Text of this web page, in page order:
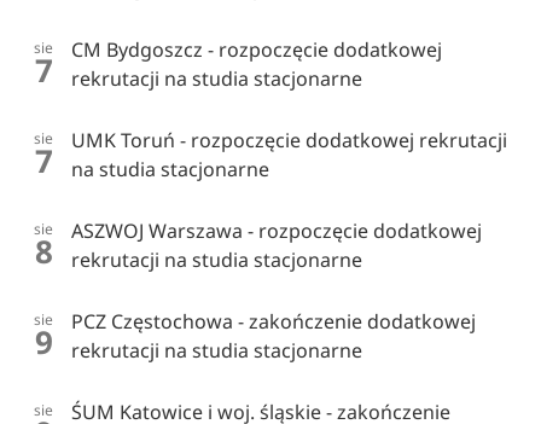
sie
7
CM Bydgoszcz - rozpoczęcie dodatkowej
rekrutacji na studia stacjonarne
sie
7
UMK Toruń - rozpoczęcie dodatkowej rekrutacji
na studia stacjonarne
sie
8
ASZWOJ Warszawa - rozpoczęcie dodatkowej
rekrutacji na studia stacjonarne
sie
9
PCZ Częstochowa - zakończenie dodatkowej
rekrutacji na studia stacjonarne
sie
ŚUM Katowice i woj. śląskie - zakończenie